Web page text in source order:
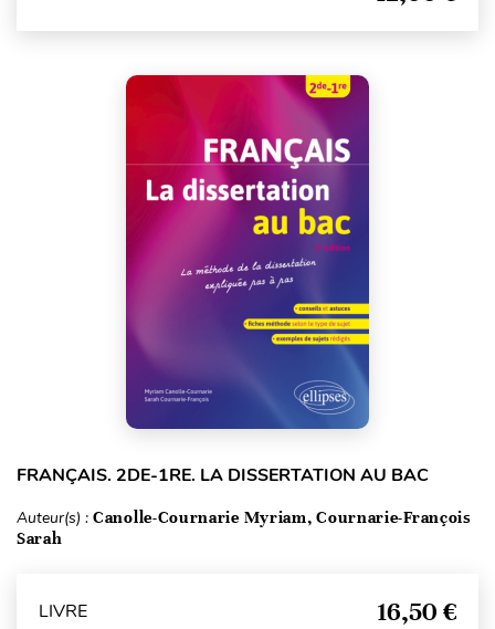
FRANÇAIS. 2DE-1RE. LA DISSERTATION AU BAC
Auteur(s) : Canolle-Cournarie Myriam, Cournarie-François
Sarah
LIVRE 16,50 €